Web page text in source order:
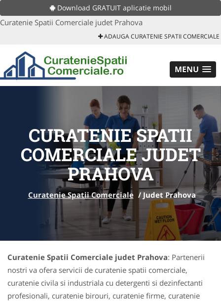
Download GRATUIT aplicatie mobil
Curatenie Spatii Comerciale judet Prahova
ADAUGA CURATENIE SPATII COMERCIALE
MENU
CURATENIE SPATII
COMERCIALE JUDET
PRAHOVA
Curatenie Spatii Comerciale / Judet Prahova
Curatenie Spatii Comerciale judet Prahova: Partenerii
nostri va ofera servicii de curatenie spatii comerciale,
curatenie civila si industriala cu detergenti si dezinfectanti
profesionali, curatenie birouri, curatenie firme, curatenie